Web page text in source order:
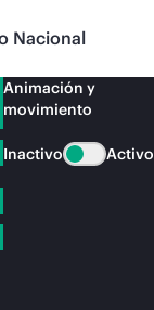
Nacional
Animación y
movimiento
Inactivo Activo